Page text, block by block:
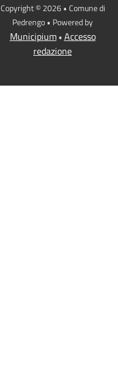
Copyright © 2026 • Comune di
Pedrengo • Powered by
Municipium• Accesso
redazione